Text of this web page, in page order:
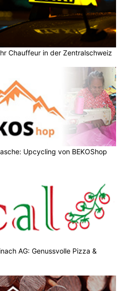
Chauffeur in der Zentralschweiz
Upcycling von BEKOShop
AG: Genussvolle Pizza &